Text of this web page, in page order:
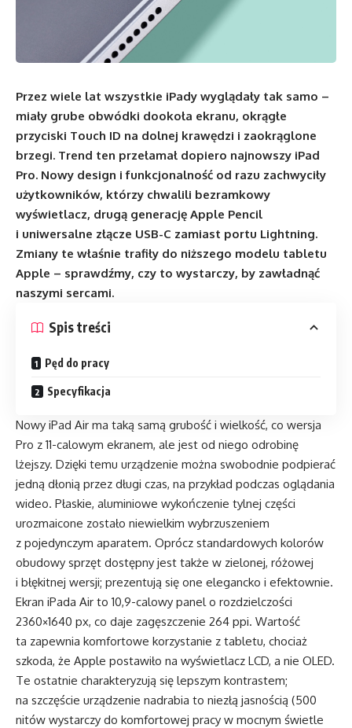
Przez wiele lat wszystkie iPady wyglądały tak samo –
miały grube obwódki dookoła ekranu, okrągłe
przyciski Touch ID na dolnej krawędzi i zaokrąglone
brzegi. Trend ten przełamał dopiero najnowszy iPad
Pro. Nowy design i funkcjonalność od razu zachwyciły
użytkowników, którzy chwalili bezramkowy
wyświetlacz, drugą generację Apple Pencil
i uniwersalne złącze USB-C zamiast portu Lightning.
Zmiany te właśnie trafiły do niższego modelu tabletu
Apple – sprawdźmy, czy to wystarczy, by zawładnąć
naszymi sercami.
Spis treści
Pęd do pracy
Specyfikacja
Nowy iPad Air ma taką samą grubość i wielkość, co wersja
Pro z 11-calowym ekranem, ale jest od niego odrobinę
lżejszy. Dzięki temu urządzenie można swobodnie podpierać
jedną dłonią przez długi czas, na przykład podczas oglądania
wideo. Płaskie, aluminiowe wykończenie tylnej części
urozmaicone zostało niewielkim wybrzuszeniem
z pojedynczym aparatem. Oprócz standardowych kolorów
obudowy sprzęt dostępny jest także w zielonej, różowej
i błękitnej wersji; prezentują się one elegancko i efektownie.
Ekran iPada Air to 10,9-calowy panel o rozdzielczości
2360×1640 px, co daje zagęszczenie 264 ppi. Wartość
ta zapewnia komfortowe korzystanie z tabletu, chociaż
szkoda, że Apple postawiło na wyświetlacz LCD, a nie OLED.
Te ostatnie charakteryzują się lepszym kontrastem;
na szczęście urządzenie nadrabia to niezłą jasnością (500
nitów wystarczy do komfortowej pracy w mocnym świetle